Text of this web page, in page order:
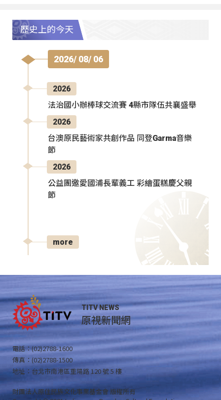
歷史上的今天
2026/ 08/ 06
2026
法治國小辦棒球交流賽 4縣市隊伍共襄盛舉
2026
台澳原民藝術家共創作品 同登Garma音樂
節
2026
公益團邀愛國浦長輩義工 彩繪蛋糕慶父親
節
more
TITV NEWS
原視新聞網
電話：(02)2788-1600
傳真：(02)2788-1500
地址：台北市南港區重陽路 120 號 5 樓
財團法人原住民族文化事業基金會 版權所有